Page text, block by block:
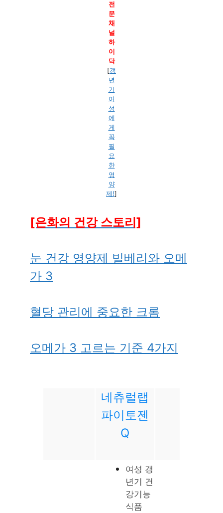
전
문
채
널
하
이
닥
[갱
년
기
여
성
에
게
꼭
필
요
한
영
양
제!]
[은화의 건강 스토리]
눈 건강 영양제 빌베리와 오메
가 3
혈당 관리에 중요한 크롬
오메가 3 고르는 기준 4가지
네츄럴랩
파이토젠
Q
여성 갱
년기 건
강기능
식품